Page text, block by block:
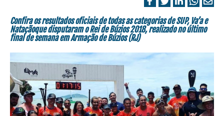
Confira os resultados oficiais de todas as categorias de SUP, Va’a e
Nataçãoque disputaram o Rei de Búzios 2018, realizado no último
final de semana em Armação de Búzios (RJ)